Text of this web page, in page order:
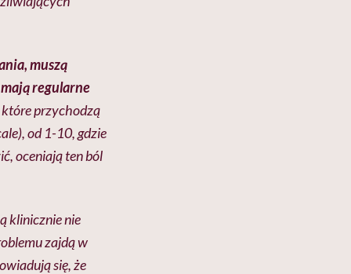
muszą
regularne
przychodzą
), od 1-10, gdzie
oceniają ten ból
klinicznie nie
zajdą w
się, że